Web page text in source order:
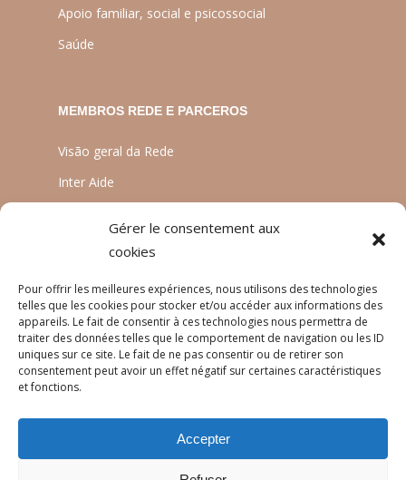
Gérer le consentement aux
cookies
Pour offrir les meilleures expériences, nous utilisons des technologies
telles que les cookies pour stocker et/ou accéder aux informations des
appareils. Le fait de consentir à ces technologies nous permettra de
traiter des données telles que le comportement de navigation ou les ID
uniques sur ce site. Le fait de ne pas consentir ou de retirer son
consentement peut avoir un effet négatif sur certaines caractéristiques
et fonctions.
Accepter
Apoio familiar, social e psicossocial
Saúde
MEMBROS REDE E PARCEROS
Visão geral da Rede
Inter Aide
Planète Enfants & Développement
LINGUAS
Français